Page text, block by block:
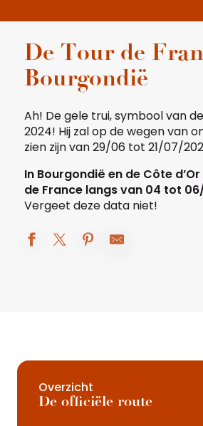
De Tour de
Bourgondië
Ah! De gele trui, symbool van
2024! Hij zal op de wegen van
zien zijn van 29/06 tot 21/07/
In Bourgondië en de Côte
de France langs van 04 tot
Vergeet deze data niet!
Overzicht
De officiële route